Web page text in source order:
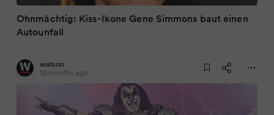
Ohnmächtig: Kiss-Ikone Gene Simmons baut einen
Autounfall
watson
10 months ago